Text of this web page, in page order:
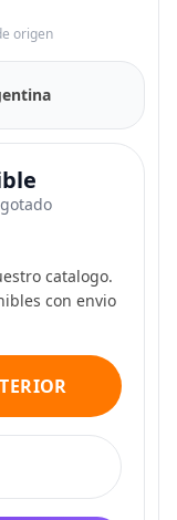
origen
catalogo.
con envio